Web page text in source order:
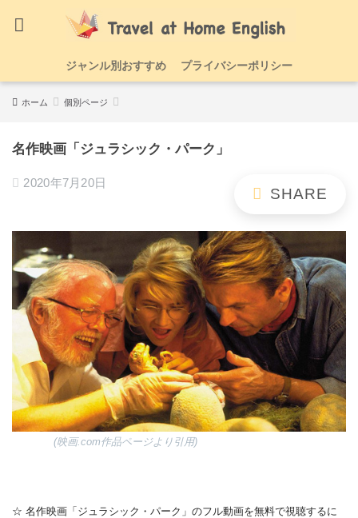
ジャンル別おすすめ プライバシーポリシー
ホーム 個別ページ
名作映画「ジュラシック・パーク」
2020年7月20日
(映画.com作品ページより引用)
☆ 名作映画「ジュラシック・パーク」のフル動画を無料で視聴するに